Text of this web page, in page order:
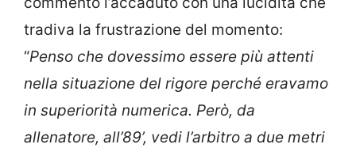
tradiva la frustrazione del momento:
“Penso che dovessimo essere più attenti
nella situazione del rigore perché eravamo
in superiorità numerica. Però, da
allenatore, all’89’, vedi l’arbitro a due metri